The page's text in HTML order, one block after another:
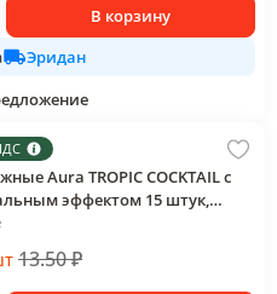
В корзину
Эридан
Aura TROPIC COCKTAIL с
эффектом 15 штук,
13.50₽